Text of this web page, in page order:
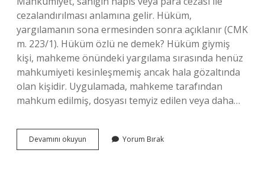
cezalandırılması anlamına gelir. Hüküm,
yargılamanın sona ermesinden sonra açıklanır (CMK
m. 223/1). Hüküm özlü ne demek? Hüküm giymiş
kişi, mahkeme önündeki yargılama sırasında henüz
mahkumiyeti kesinleşmemiş ancak hala gözaltında
olan kişidir. Uygulamada, mahkeme tarafından
mahkum edilmiş, dosyası temyiz edilen veya daha…
Devamını okuyun Hükmen
Karar
Yorum Bırak